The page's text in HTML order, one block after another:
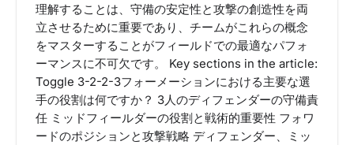
理解することは、守備の安定性と攻撃の創造性を両
立させるために重要であり、チームがこれらの概念
をマスターすることがフィールドでの最適なパフォ
ーマンスに不可欠です。 Key sections in the article:
Toggle 3-2-2-3フォーメーションにおける主要な選
手の役割は何ですか？ 3人のディフェンダーの守備責
任 ミッドフィールダーの役割と戦術的重要性 フォワ
ードのポジションと攻撃戦略 ディフェンダー、ミッ